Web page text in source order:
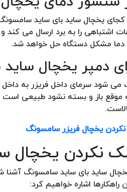
یخچال ساید بای ساید
اشتباهی را به برد ارسال می
دما مشکل دستگاه حل خواهد شد.
شود سرمای داخل فریزر به داخل
باز و بسته نشود طبیعی است
یخچال فریزر سامسونگ
نکردن یخچال
ساید بای ساید سامسونگ آشنا
راهکارها اشاره خواهیم کرد: